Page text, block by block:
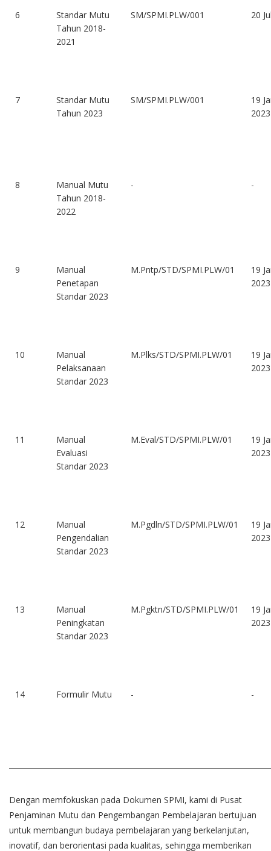
6
Standar Mutu
Tahun 2018-
2021
SM/SPMI.PLW/001 20
7
Standar Mutu
Tahun 2023
SM/SPMI.PLW/001
19
2023
8
Manual Mutu
Tahun 2018-
2022
- -
9
Manual
Penetapan
Standar 2023
M.Pntp/STD/SPMI.PLW/01
19
2023
10
Manual
Pelaksanaan
Standar 2023
M.Plks/STD/SPMI.PLW/01
19
2023
11
Manual
Evaluasi
Standar 2023
M.Eval/STD/SPMI.PLW/01
19
2023
12
Manual
Pengendalian
Standar 2023
M.Pgdln/STD/SPMI.PLW/01
19
2023
13
Manual
Peningkatan
Standar 2023
M.Pgktn/STD/SPMI.PLW/01
19
2023
14 Formulir Mutu - -
Dengan memfokuskan pada Dokumen SPMI, kami di Pusat
Penjaminan Mutu dan Pengembangan Pembelajaran bertujuan
untuk membangun budaya pembelajaran yang berkelanjutan,
inovatif, dan berorientasi pada kualitas, sehingga memberikan